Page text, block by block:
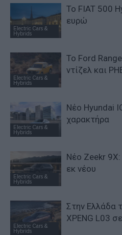
Electric Cars &
Hybrids
Το FIAT 500
ευρώ
Electric Cars &
Hybrids
Το Ford
ντίζελ και
Electric Cars &
Hybrids
Νέο Hyundai
χαρακτήρα
Electric Cars &
Hybrids
Νέο Zeekr 9X:
εκ νέου
Electric Cars &
Hybrids
Στην Ελλάδα
XPENG L03